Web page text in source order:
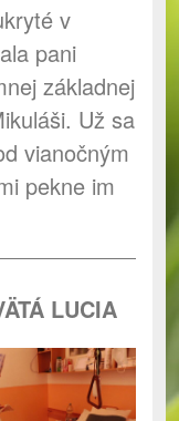
v
pani
základnej
Už sa
vianočným
pekne im
LUCIA